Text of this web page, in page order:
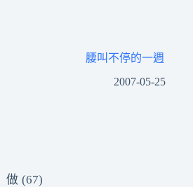
腰叫不停的一週
2007-05-25
做 (67)